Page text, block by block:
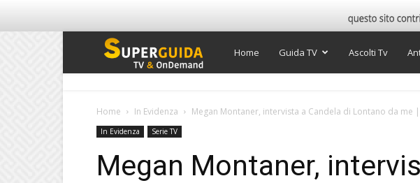
Super
Home Guida TV Ascolti Tv
Home In Evidenza Megan Montaner, intervista a Candela di Lontano da me |
In Evidenza Serie TV
Megan Montaner,